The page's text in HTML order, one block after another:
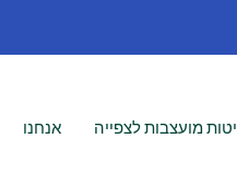
אנחנו מועצבות לצפייה